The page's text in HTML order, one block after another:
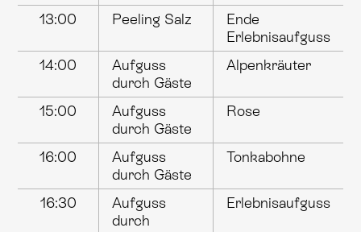
13:00 Peeling Salz
Ende
Erlebnisaufguss
14:00
Aufguss
durch Gäste
Alpenkräuter
15:00
Aufguss
durch Gäste
Rose
16:00
Aufguss
durch Gäste
Tonkabohne
16:30
Aufguss
durch
Erlebnisaufguss